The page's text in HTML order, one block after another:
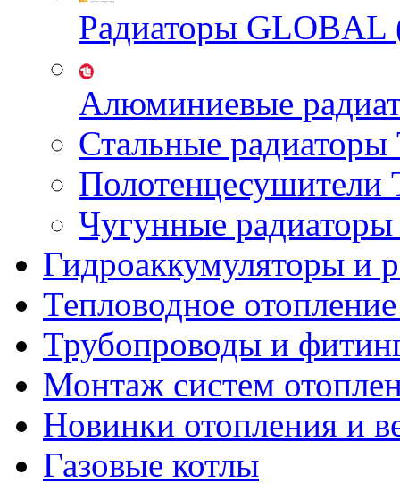
Радиаторы GLOBAL
Алюминиевые
Стальные
Чугунные
Гидроаккумуляторы и
Тепловодное
Трубопроводы и
Монтаж систем
Новинки отопления и
Газовые котлы